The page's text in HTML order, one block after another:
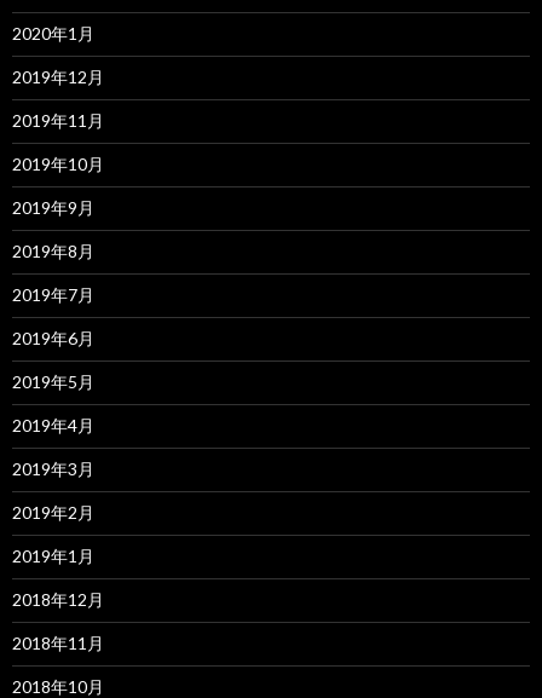
2020年1月
2019年12月
2019年11月
2019年10月
2019年9月
2019年8月
2019年7月
2019年6月
2019年5月
2019年4月
2019年3月
2019年2月
2019年1月
2018年12月
2018年11月
2018年10月